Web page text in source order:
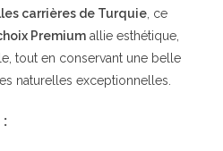
carrières de Turquie, ce
Premium allie esthétique,
tout en conservant une belle
naturelles exceptionnelles.